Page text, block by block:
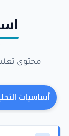
محتوى
أساسيات